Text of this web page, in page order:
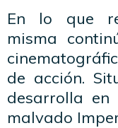
En lo que
misma
de acción.
desarrolla
malvado